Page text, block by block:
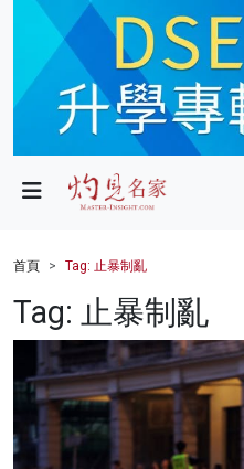
政局
財經
健康
商業
科技
首頁 Tag: 止暴制亂
Tag: 止暴制亂